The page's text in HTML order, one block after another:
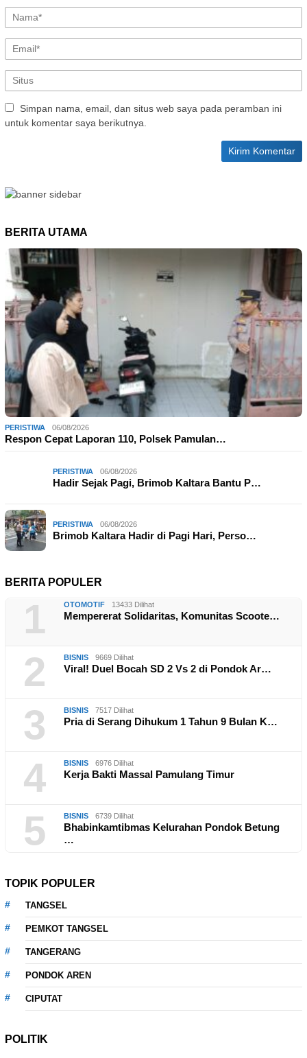
Simpan nama, email, dan situs web saya pada peramban ini
untuk komentar saya berikutnya.
BERITA UTAMA
PERISTIWA 06/08/2026
Respon Cepat Laporan 110, Polsek Pamulan…
PERISTIWA 06/08/2026
Hadir Sejak Pagi, Brimob Kaltara Bantu P…
PERISTIWA 06/08/2026
Brimob Kaltara Hadir di Pagi Hari, Perso…
BERITA POPULER
1 OTOMOTIF 13433 Dilihat
Mempererat Solidaritas, Komunitas Scoote…
2 BISNIS 9669 Dilihat
Viral! Duel Bocah SD 2 Vs 2 di Pondok Ar…
3 BISNIS 7517 Dilihat
Pria di Serang Dihukum 1 Tahun 9 Bulan K…
4 BISNIS 6976 Dilihat
Kerja Bakti Massal Pamulang Timur
5 BISNIS 6739 Dilihat
Bhabinkamtibmas Kelurahan Pondok Betung
…
TOPIK POPULER
TANGSEL
PEMKOT TANGSEL
TANGERANG
PONDOK AREN
CIPUTAT
POLITIK